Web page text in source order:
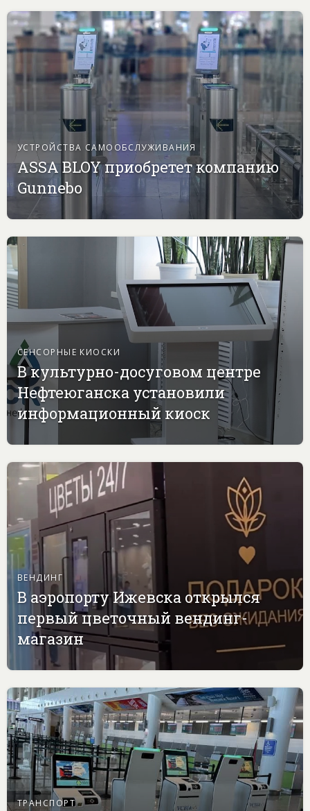
УСТРОЙСТВА САМООБСЛУЖИВАНИЯ
ASSA BLOY приобретет компанию
Gunnebo
СЕНСОРНЫЕ КИОСКИ
В культурно-досуговом центре
Нефтеюганска установили
информационный киоск
ВЕНДИНГ
В аэропорту Ижевска открылся
первый цветочный вендинг-
магазин
ТРАНСПОРТ